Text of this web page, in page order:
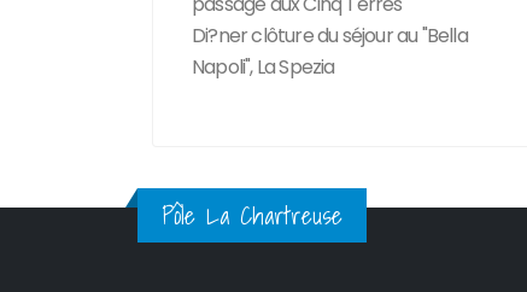
Di?ner clôture du séjour au "Bella
Napoli", La Spezia
Pôle La Chartreuse